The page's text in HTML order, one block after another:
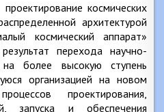
космических
архитектурой
космический аппарат»
перехода научно-
на более высокую ступень
организацией на новом
проектирования,
запуска и обеспечения